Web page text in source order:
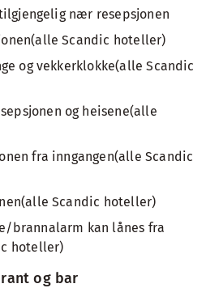
nær resepsjonen
Scandic hoteller)
og vekkerklokke(alle Scandic
og heisene(alle
fra inngangen(alle Scandic
Scandic hoteller)
brannalarm kan lånes fra
hoteller)
og bar